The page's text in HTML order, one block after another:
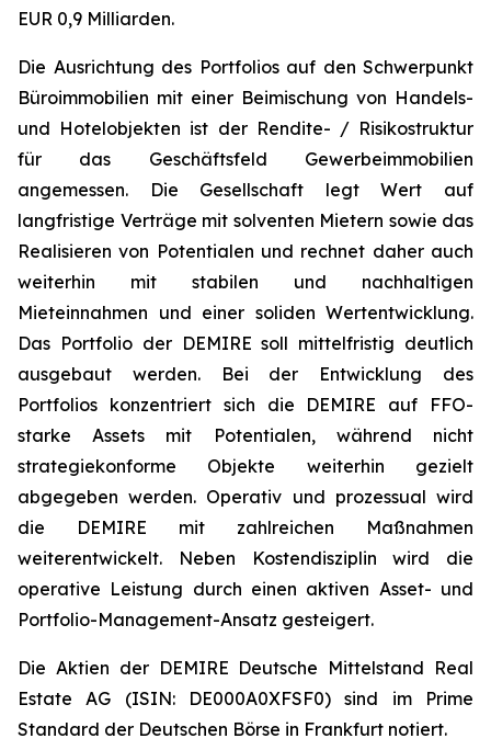
EUR 0,9 Milliarden.
Die Ausrichtung des Portfolios auf den Schwerpunkt
Büroimmobilien mit einer Beimischung von Handels-
und Hotelobjekten ist der Rendite- / Risikostruktur
für das Geschäftsfeld Gewerbeimmobilien
angemessen. Die Gesellschaft legt Wert auf
langfristige Verträge mit solventen Mietern sowie das
Realisieren von Potentialen und rechnet daher auch
weiterhin mit stabilen und nachhaltigen
Mieteinnahmen und einer soliden Wertentwicklung.
Das Portfolio der DEMIRE soll mittelfristig deutlich
ausgebaut werden. Bei der Entwicklung des
Portfolios konzentriert sich die DEMIRE auf FFO-
starke Assets mit Potentialen, während nicht
strategiekonforme Objekte weiterhin gezielt
abgegeben werden. Operativ und prozessual wird
die DEMIRE mit zahlreichen Maßnahmen
weiterentwickelt. Neben Kostendisziplin wird die
operative Leistung durch einen aktiven Asset- und
Portfolio-Management-Ansatz gesteigert.
Die Aktien der DEMIRE Deutsche Mittelstand Real
Estate AG (ISIN: DE000A0XFSF0) sind im Prime
Standard der Deutschen Börse in Frankfurt notiert.